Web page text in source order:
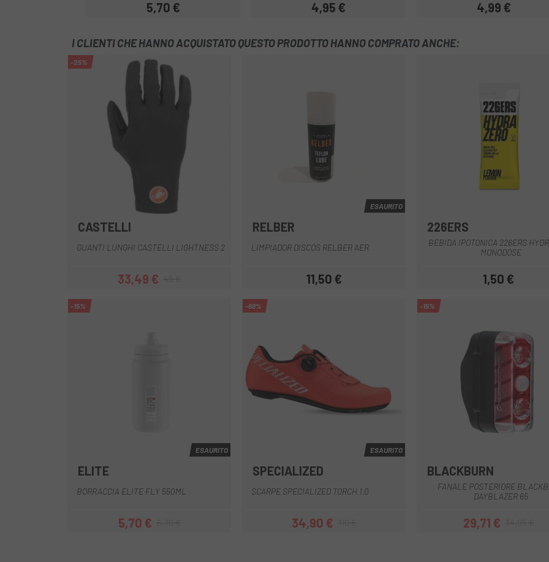
Prezzo
5,70 € Prezzo
4,95 € Prezzo
4,99 €
I CLIENTI CHE HANNO ACQUISTATO QUESTO PRODOTTO HANNO COMPRATO ANCHE:
-25%
CASTELLI
GUANTI LUNGHI CASTELLI LIGHTNESS 2
Prezzo
33,49 €Prezzo base
ESAURITO
RELBER
LIMPIADOR DISCOS RELBER AER
Prezzo
11,50 €
226ERS
BEBIDA IPOTONICA 226ERS
MONODOSE
Prezzo
1,50 €
Arancia
-15%
ESAURITO
ELITE
BORRACCIA ELITE FLY 550ML
Prezzo
5,70 €Prezzo base
BORDEAUX
Blu Grigio
-68%
ESAURITO
SPECIALIZED
SCARPE SPECIALIZED TORCH 1.0
Prezzo
34,90 €Prezzo base
-15%
BLACKBURN
FANALE POSTERIORE
DAYBLAZER 65
Prezzo
29,71 €Prezzo base